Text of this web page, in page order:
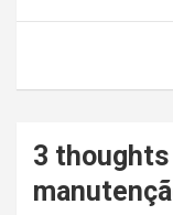
Post
3 thoughts